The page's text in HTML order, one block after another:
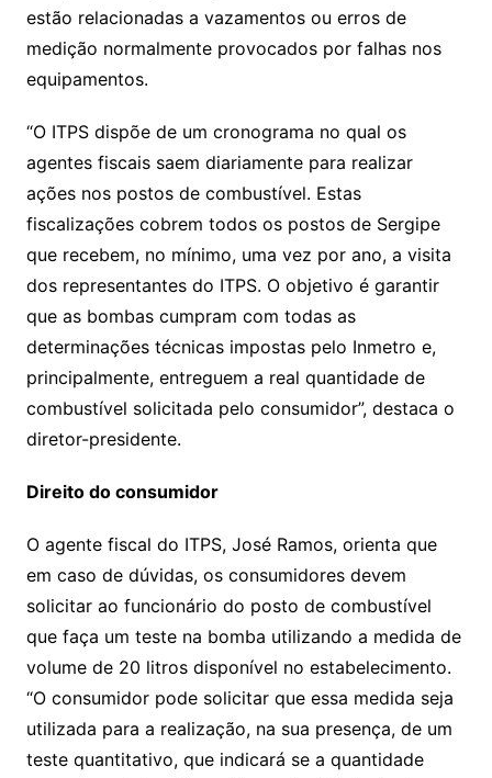
estão relacionadas a vazamentos ou erros de
medição normalmente provocados por falhas nos
equipamentos.
“O ITPS dispõe de um cronograma no qual os
agentes fiscais saem diariamente para realizar
ações nos postos de combustível. Estas
fiscalizações cobrem todos os postos de Sergipe
que recebem, no mínimo, uma vez por ano, a visita
dos representantes do ITPS. O objetivo é garantir
que as bombas cumpram com todas as
determinações técnicas impostas pelo Inmetro e,
principalmente, entreguem a real quantidade de
combustível solicitada pelo consumidor”, destaca o
diretor-presidente.
Direito do consumidor
O agente fiscal do ITPS, José Ramos, orienta que
em caso de dúvidas, os consumidores devem
solicitar ao funcionário do posto de combustível
que faça um teste na bomba utilizando a medida de
volume de 20 litros disponível no estabelecimento.
“O consumidor pode solicitar que essa medida seja
utilizada para a realização, na sua presença, de um
teste quantitativo, que indicará se a quantidade